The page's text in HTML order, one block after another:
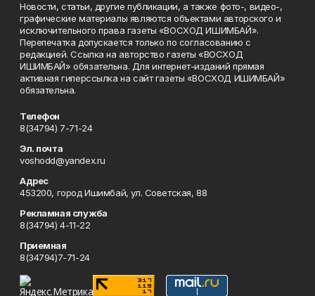
Новости, статьи, другие публикации, а также фото-, видео-,
графические материалы являются объектами авторского и
исключительного права газеты «ВОСХОД ИШИМБАЙ».
Перепечатка допускается только по согласованию с
редакцией. Ссылка на авторство газеты «ВОСХОД
ИШИМБАЙ» обязательна. Для интернет-изданий прямая
активная гиперссылка на сайт газеты «ВОСХОД ИШИМБАЙ»
обязательна.
Телефон
8(34794) 7-71-24
Эл. почта
voshodd@yandex.ru
Адрес
453200, город Ишимбай, ул. Советская, 88
Рекламная служба
8(34794) 4-11-22
Приемная
8(34794)7-71-24